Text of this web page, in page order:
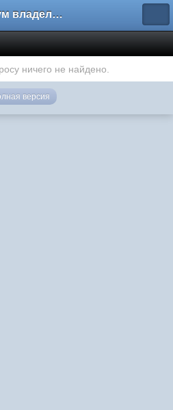
Форум владельцев интернет-магазинов
ничего не найдено.
версия